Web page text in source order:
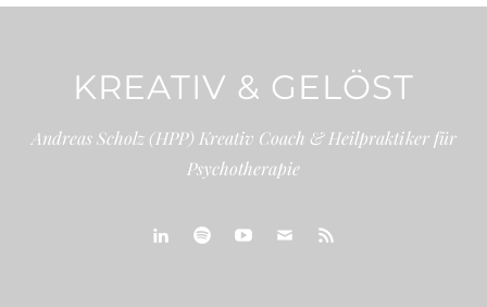
KREATIV & GELÖST
Andreas Scholz (HPP) Kreativ Coach & Heilpraktiker für
Psychotherapie